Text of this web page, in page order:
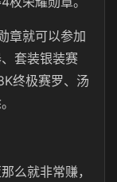
章就可以参加
套装银装赛
终极赛罗、汤
么就非常赚，